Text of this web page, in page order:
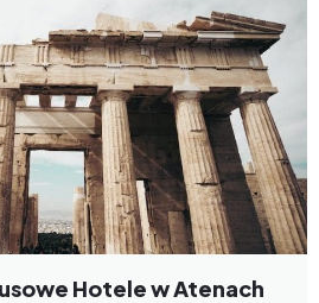
Hotele w Atenach